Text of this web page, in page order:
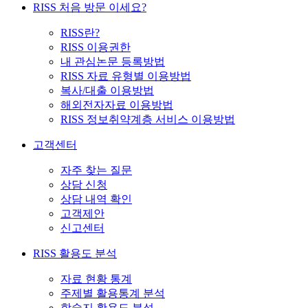
RISS 처음 방문 이세요?
RISS란?
RISS 이용권한
내 관심논문 등록방법
RISS 자료 유형별 이용방법
복사/대출 이용방법
해외전자자료 이용방법
RISS 정보취약계층 서비스 이용방법
고객센터
자주 찾는 질문
상담 신청
상담 내역 확인
고객제안
신고센터
RISS 활용도 분석
자료 현황 통계
주제별 활용통계 분석